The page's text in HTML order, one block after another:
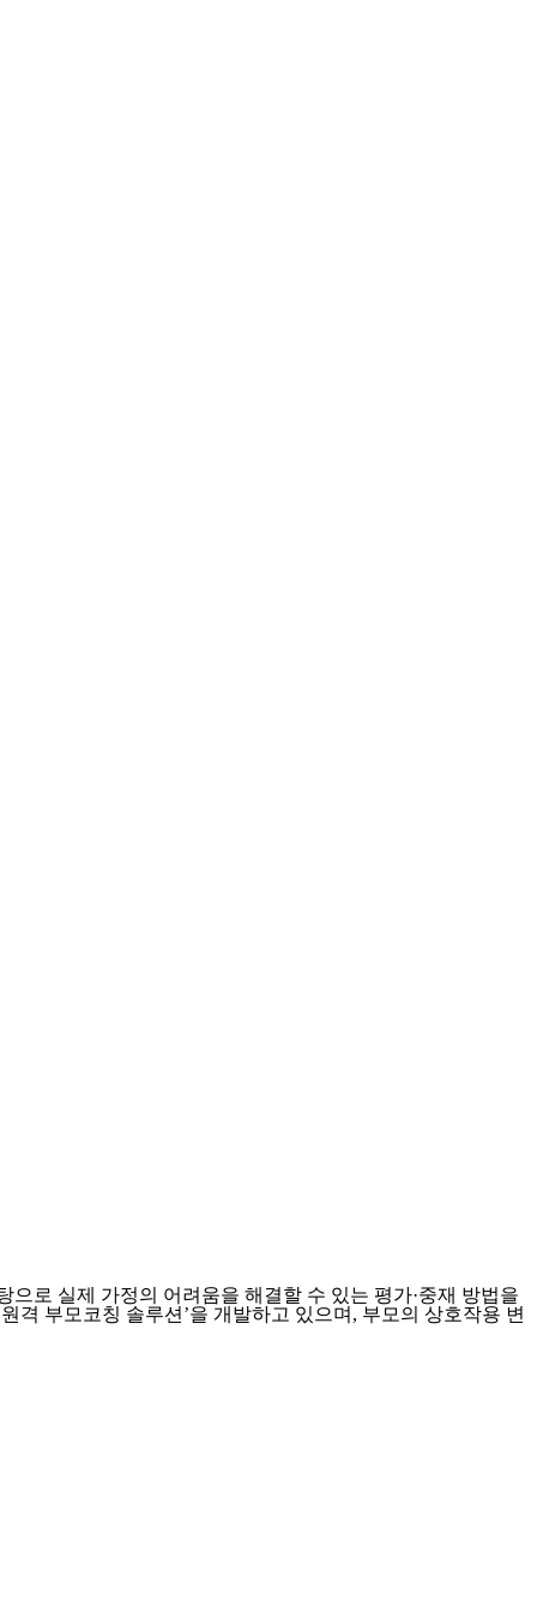
으로 실제 가정의 어려움을 해결할 수 있는 평가·중재 방법을
격 부모코칭 솔루션’을 개발하고 있으며, 부모의 상호작용 변